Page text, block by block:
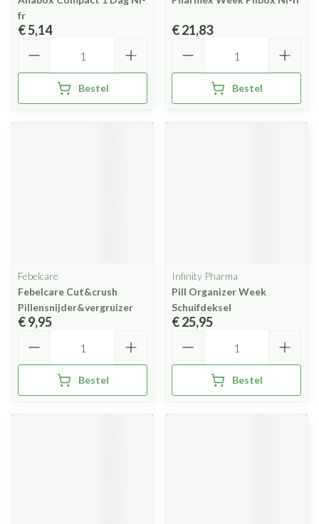
fr
€ 5,14
Bestel
€ 21,83
Bestel
Febelcare
Febelcare Cut&crush
Pillensnijder&vergruizer
€ 9,95
Bestel
Infinity Pharma
Pill Organizer Week
Schuifdeksel
€ 25,95
Bestel